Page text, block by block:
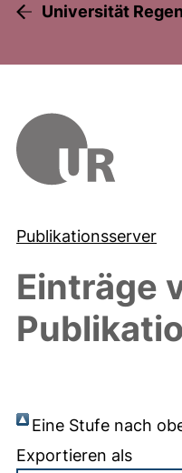
Universität
Publikationsserver
Einträge
Eine Stufe nach
Exportieren als